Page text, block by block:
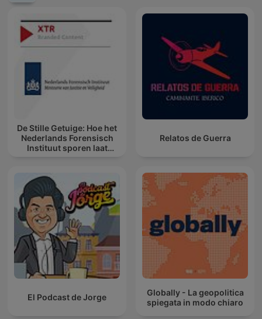
De Stille Getuige: Hoe het
Nederlands Forensisch
Instituut sporen laat
Relatos de Guerra
El Podcast de Jorge
Globally - La geopolitica
spiegata in modo chiaro